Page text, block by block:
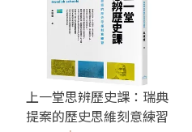
上一堂思辨歷史課：瑞典
提案的歷史思維刻意練習